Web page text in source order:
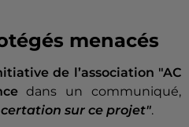
menacés
de l’association "AC
dans un communiqué,
sur ce projet".